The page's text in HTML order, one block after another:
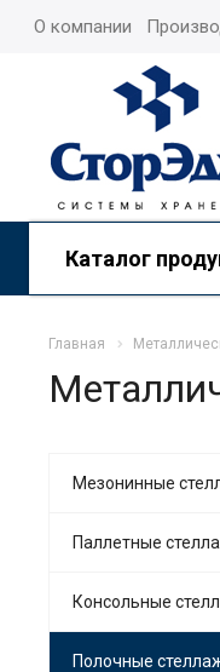
О компании
Каталог
Главная
Мезонинные
Паллетные
Консольные
Полочные